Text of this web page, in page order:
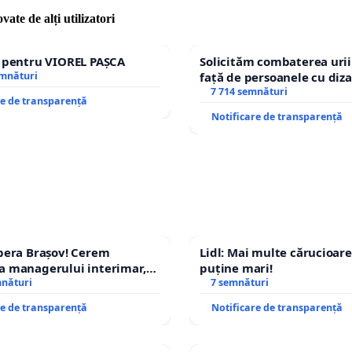
de alți utilizatori
VIOREL PAȘCA
de transparență
Solicităm combaterea
față de persoanele cu
7 714 semnături
Notificare de transparență
Brașov! Cerem
managerului interimar,
Marius!
de transparență
Lidl: Mai multe
puține mari!
7 semnături
Notificare de transparență